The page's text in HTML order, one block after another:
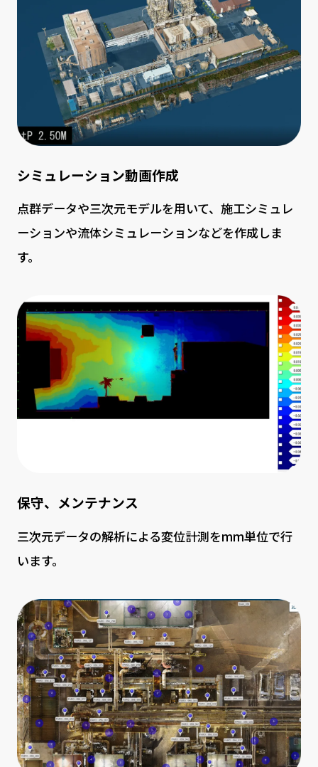
シミュレーション動画作成
点群データや三次元モデルを用いて、施工シミュレ
ーションや流体シミュレーションなどを作成しま
す。
保守、メンテナンス
三次元データの解析による変位計測をmm単位で行
います。